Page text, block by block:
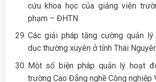
cứu khoa học của giảng viên
phạm – ĐHTN
Các giải pháp tăng cường quản
dục thường xuyên ở tỉnh Thái
Một số biện pháp quản lý hoạt
trường Cao Đẳng nghề Công nghiệp